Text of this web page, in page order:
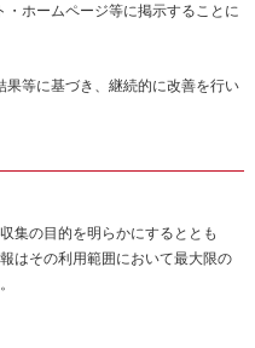
ホームページ等に掲示することに
等に基づき、継続的に改善を行い
集の目的を明らかにするととも
はその利用範囲において最大限の